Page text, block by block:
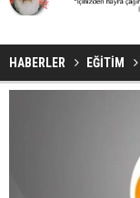
HABERLER EĞİTİM